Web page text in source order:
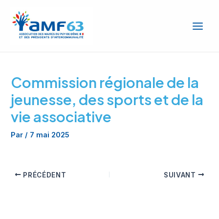
contenu
Commission régionale de la
jeunesse, des sports et de la
vie associative
Par / 7 mai 2025
PRÉCÉDENT SUIVANT